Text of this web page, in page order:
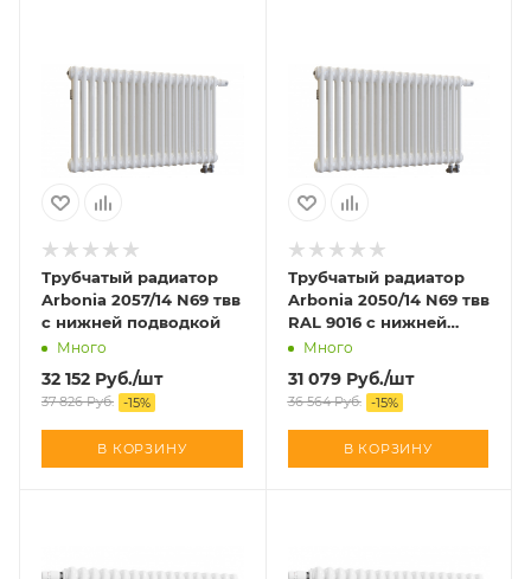
Трубчатый радиатор
Arbonia 2057/14 N69 твв
с нижней подводкой
Много
32 152 Руб./шт
37 826Руб. -15%
В КОРЗИНУ
Трубчатый радиатор
Arbonia 2050/14 N69 твв
RAL 9016 с нижней
подводкой
Много
31 079Руб./шт
36 564Руб. -15%
В КОРЗИНУ